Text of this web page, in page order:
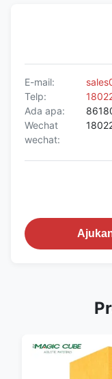
E-mail:
Telp:
Ada apa:
Wechat
wechat: